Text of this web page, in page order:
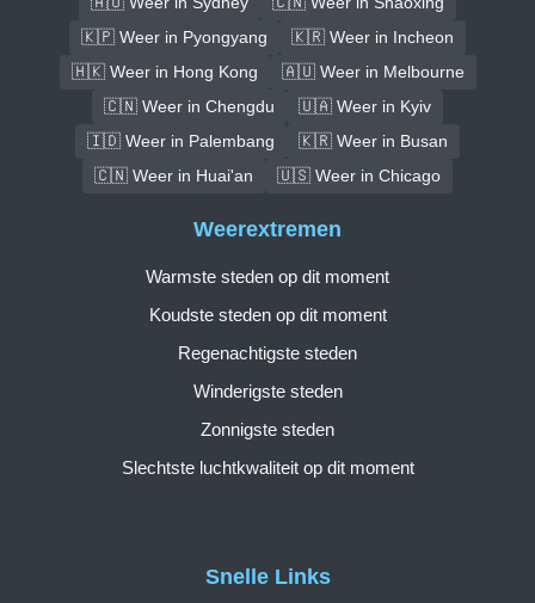
🇰🇵 Weer in Pyongyang
🇰🇷 Weer in Incheon
🇭🇰 Weer in Hong Kong
🇦🇺 Weer in Melbourne
🇨🇳 Weer in Chengdu
🇺🇦 Weer in Kyiv
🇮🇩 Weer in Palembang
🇰🇷 Weer in Busan
🇨🇳 Weer in Huai'an
🇺🇸 Weer in Chicago
Snelle Links
Weerextremen
Warmste steden op dit moment
Koudste steden op dit moment
Regenachtigste steden
Winderigste steden
Zonnigste steden
Slechtste luchtkwaliteit op dit moment